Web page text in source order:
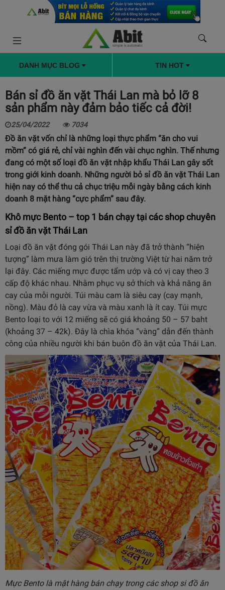
DANH MỤC BLOG TIN HOT
Bán sỉ đồ ăn vặt Thái Lan mà bỏ lỡ 8
sản phẩm này đảm bảo tiếc cả đời!
25/04/2022 7034
Đồ ăn vặt vốn chỉ là những loại thực phẩm “ăn cho vui
mồm” có giá rẻ, chỉ vài nghìn đến vài chục nghìn. Thế nhưng
đang có một số loại đồ ăn vặt nhập khẩu Thái Lan gây sốt
trong giới kinh doanh. Những người bỏ sỉ đồ ăn vặt Thái Lan
hiện nay có thể thu cả chục triệu mỗi ngày bằng cách kinh
doanh 8 mặt hàng “cực phẩm” sau đây.
Khô mực Bento – top 1 bán chạy tại các shop chuyên
sỉ đồ ăn vặt Thái Lan
Loại đồ ăn vặt đóng gói Thái Lan này đã trở thành “hiện
tượng” làm mưa làm gió trên thị trường Việt từ hai năm trở
lại đây. Các miếng mực được tẩm ướp và có vị cay theo 3
cấp độ khác nhau. Nhằm phục vụ sở thích và khả năng ăn
cay của mỗi người. Túi màu cam là siêu cay (cay mạnh,
nồng). Màu đỏ là cay vừa và màu xanh là ít cay. Túi mực
Bento loại to với 12 miếng sẽ có giá khoảng 50 – 57 baht
(khoảng 37 – 42k). Đây là chìa khóa “vàng” dẫn đến thành
công của nhiều người khi bán buôn đồ ăn vặt của Thái Lan.
Mực Bento là mặt hàng bán chạy trong các shop si đồ ăn